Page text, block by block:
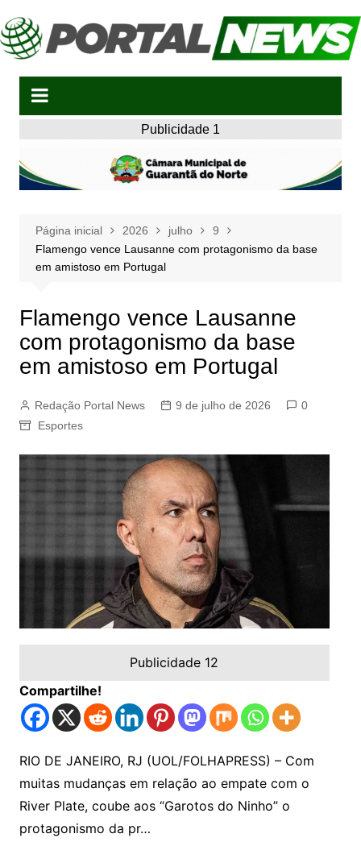
para
o
Publicidade 1
Página inicial 2026 julho
9
Flamengo vence Lausanne com protagonismo da base
em amistoso em Portugal
Flamengo vence Lausanne
com protagonismo da base
em amistoso em Portugal
Redação Portal News 9 de julho de 2026
0
Esportes
Publicidade 12
Compartilhe!
RIO DE JANEIRO, RJ (UOL/FOLHAPRESS) – Com
muitas mudanças em relação ao empate com o
River Plate, coube aos “Garotos do Ninho” o
protagonismo da pr…